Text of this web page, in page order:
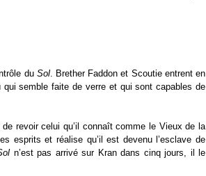
du Sol. Brether Faddon et Scoutie entrent en
semble faite de verre et qui sont capables de
revoir celui qu’il connaît comme le Vieux de la
esprits et réalise qu’il est devenu l’esclave de
n’est pas arrivé sur Kran dans cinq jours, il le